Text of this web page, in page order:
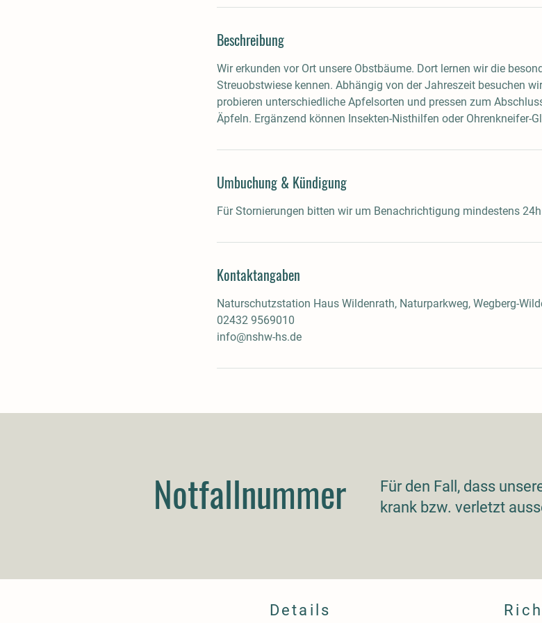
Beschreibung
Wir erkunden vor Ort unsere Obstbäume. Dort lernen wir die
Streuobstwiese kennen. Abhängig von der Jahreszeit besuchen
probieren unterschiedliche Apfelsorten und pressen zum
Äpfeln. Ergänzend können Insekten-Nisthilfen oder Ohrenkneifer-
Umbuchung & Kündigung
Für Stornierungen bitten wir um Benachrichtigung mindestens
Kontaktangaben
Naturschutzstation Haus Wildenrath, Naturparkweg, Wegberg-
02432 9569010
info@nshw-hs.de
Notfallnummer
Für den Fall, dass
krank bzw. verletzt
Details